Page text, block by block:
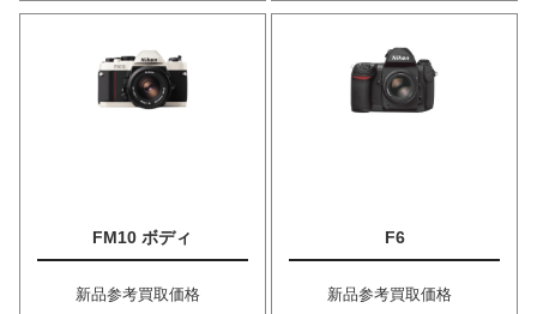
FM10 ボディ
新品参考買取価格
F6
新品参考買取価格